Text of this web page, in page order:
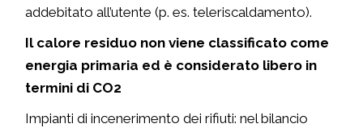
addebitato all’utente (p. es. teleriscaldamento).
Il calore residuo non viene classificato come
energia primaria ed è considerato libero in
termini di CO2
Impianti di incenerimento dei rifiuti: nel bilancio